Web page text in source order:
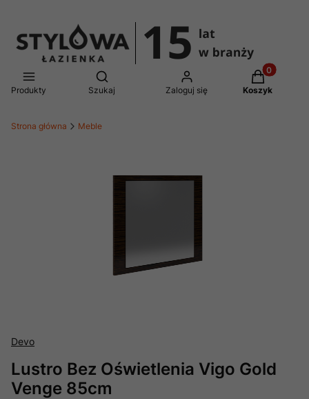
Produkty
Otwórz wyszukiwarkę
Szukaj Zaloguj się
Produkty
Koszyk
Strona główna Meble
Devo
Lustro Bez Oświetlenia Vigo Gold
Venge 85cm